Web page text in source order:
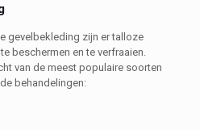
gevelbekleding zijn er talloze
beschermen en te verfraaien.
van de meest populaire soorten
behandelingen: